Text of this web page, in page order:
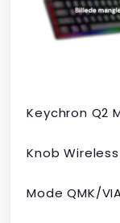
Keychron Q2
Knob
Mode QMK/